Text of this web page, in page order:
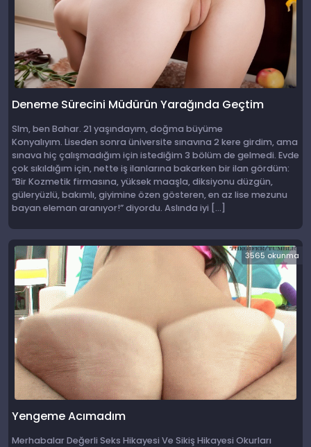
Deneme Sürecini Müdürün Yarağında Geçtim
Slm, ben Bahar. 21 yaşındayım, doğma büyüme
Konyalıyım. Liseden sonra üniversite sınavına 2 kere girdim, ama
sınava hiç çalışmadığım için istediğim 3 bölüm de gelmedi. Evde
çok sıkıldığım için, nette iş ilanlarına bakarken bir ilan gördüm:
“Bir Kozmetik firmasına, yüksek maaşla, diksiyonu düzgün,
güleryüzlü, bakımlı, giyimine özen gösteren, en az lise mezunu
bayan eleman aranıyor!” diyordu. Aslında iyi […]
3565 okunma
Yengeme Acımadım
Merhabalar Değerli Seks Hikayesi Ve Sikiş Hikayesi Okurları